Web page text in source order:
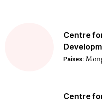
Centre
Países:
Centre